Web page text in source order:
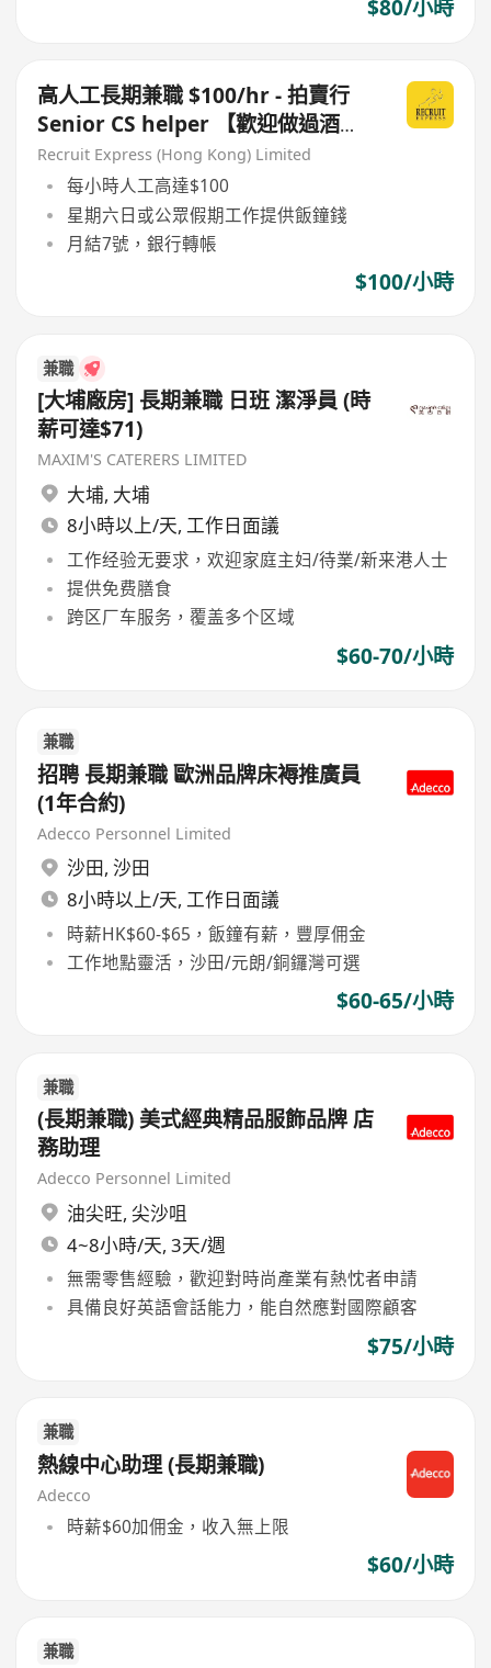
$80/小時
高人工長期兼職 $100/hr - 拍賣行
Senior CS helper 【歡迎做過酒
店/Clubhouse CS/ 對開貴客CS /
Airline 】
Recruit Express (Hong Kong) Limited
每小時人工高達$100
星期六日或公眾假期工作提供飯鐘錢
月結7號，銀行轉帳
$100/小時
兼職
[大埔廠房] 長期兼職 日班 潔淨員 (時
薪可達$71)
MAXIM'S CATERERS LIMITED
大埔, 大埔
8小時以上/天, 工作日面議
工作经验无要求，欢迎家庭主妇/待業/新来港人士
提供免费膳食
跨区厂车服务，覆盖多个区域
$60-70/小時
兼職
招聘 長期兼職 歐洲品牌床褥推廣員
(1年合約)
Adecco Personnel Limited
沙田, 沙田
8小時以上/天, 工作日面議
時薪HK$60-$65，飯鐘有薪，豐厚佣金
工作地點靈活，沙田/元朗/銅鑼灣可選
$60-65/小時
兼職
(長期兼職) 美式經典精品服飾品牌 店
務助理
Adecco Personnel Limited
油尖旺, 尖沙咀
4~8小時/天, 3天/週
無需零售經驗，歡迎對時尚產業有熱忱者申請
具備良好英語會話能力，能自然應對國際顧客
$75/小時
兼職
熱線中心助理 (長期兼職)
Adecco
時薪$60加佣金，收入無上限
$60/小時
兼職